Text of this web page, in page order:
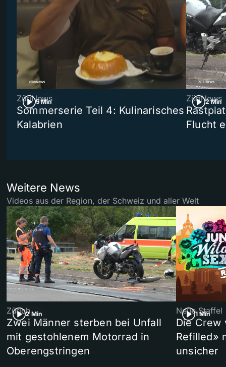
5 Min
ZüriNews
Sommerserie Teil 4: Kulinarisches
Kalabrien
2 Min
ZüriNews
Flucht
Weitere News
Videos aus der Region, der Schweiz und aller Welt
2 Min
Zürich
Zwei Männer sterben bei Unfall
mit gestohlenem Motorrad in
Oberengstringen
1 Min
Neue Staffel
Die Crew
Refilled»
unsicher